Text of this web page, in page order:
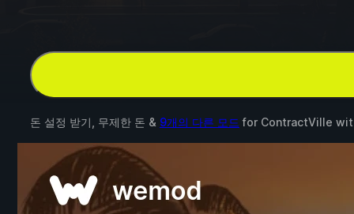
돈 설정 받기, 무제한 돈 & 9개의 다른 모드 for ContractVille